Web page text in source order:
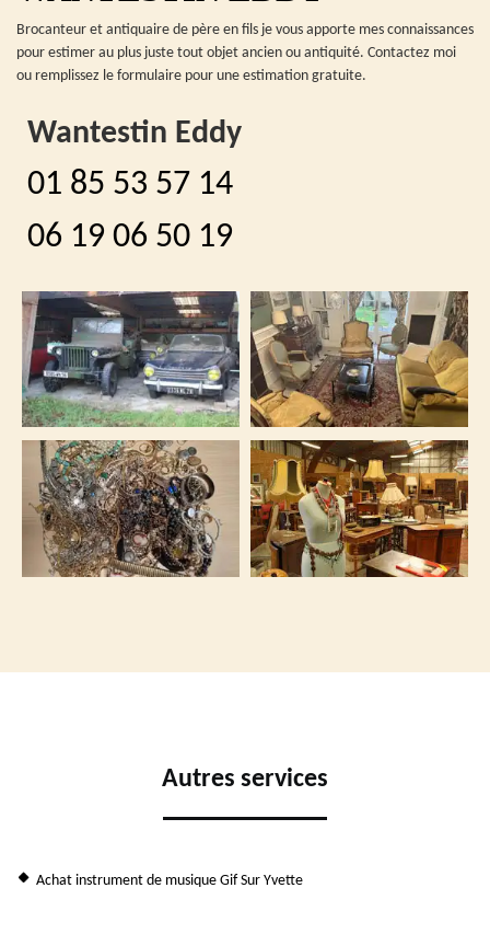
Brocanteur et antiquaire de père en fils je vous apporte mes connaissances
pour estimer au plus juste tout objet ancien ou antiquité. Contactez moi
ou remplissez le formulaire pour une estimation gratuite.
Wantestin Eddy
01 85 53 57 14
06 19 06 50 19
Autres services
Achat instrument de musique Gif Sur Yvette